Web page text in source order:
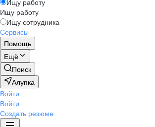
Ищу работу
Ищу работу
Ищу сотрудника
Сервисы
Помощь
Ещё
Поиск
Алупка
Войти
Войти
Создать резюме